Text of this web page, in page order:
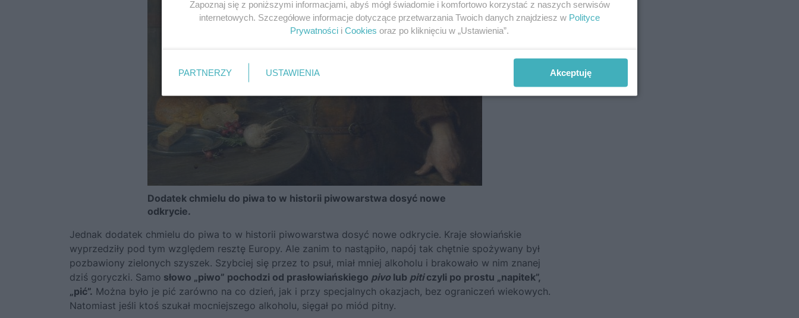
Dodatek chmielu do piwa to w historii piwowarstwa dosyć nowe
odkrycie.
Jednak dodatek chmielu do piwa to w historii piwowarstwa dosyć nowe odkrycie. Kraje słowiańskie
wyprzedziły pod tym względem resztę Europy. Ale zanim to nastąpiło, napój tak chętnie spożywany był
pozbawiony zielonych szyszek. Szybciej się przez to psuł, miał mniej alkoholu i brakowało w nim znanej
dziś goryczki. Samo słowo „piwo” pochodzi od prasłowiańskiego pivo lub piticzyli po prostu „napitek”,
„pić”. Można było je pić zarówno na co dzień, jak i przy specjalnych okazjach, bez ograniczeń wiekowych.
Natomiast jeśli ktoś szukał mocniejszego alkoholu, sięgał po miód pitny.
Zapoznaj się z poniższymi informacjami, abyś mógł świadomie i komfortowo korzystać z naszych serwisów
internetowych. Szczegółowe informacje dotyczące przetwarzania Twoich danych znajdziesz w Polityce
Prywatności i Cookies oraz po kliknięciu w „Ustawienia”.
PARTNERZY USTAWIENIA Akceptuję